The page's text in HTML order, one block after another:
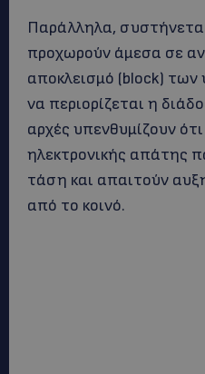
Παράλληλα,
προχωρούν άμεσα σε
αποκλεισμό (block)
να περιορίζεται η
αρχές υπενθυμίζουν
ηλεκτρονικής απάτης
τάση και απαιτούν
από το κοινό.